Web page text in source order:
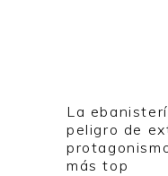
La
peligro de
más top